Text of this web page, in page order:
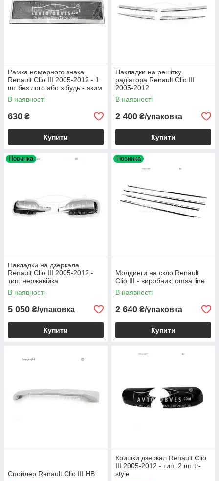
Рамка номерного знака
Renault Clio III 2005-2012 - 1
шт без лого або з будь - яким
Вашим лого
В наявності
630 ₴
Купити
Накладки на решітку
радіатора Renault Clio III
2005-2012
В наявності
2 400 ₴/упаковка
Купити
Новинка
Накладки на дзеркала
Renault Clio III 2005-2012 -
тип: нержавійка
В наявності
5 050 ₴/упаковка
Купити
Новинка
Молдинги на скло Renault
Clio III - виробник: omsa line
В наявності
2 640 ₴/упаковка
Купити
Спойлер Renault Clio III HB
Кришки дзеркал Renault Clio
III 2005-2012 - тип: 2 шт tr-
style